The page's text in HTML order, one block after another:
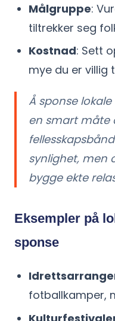
Målgruppe:
tiltrekker seg
Kostnad: Sett
mye du er villig
Å sponse
en smart måte
synlighet, men
bygge ekte
Eksempler på
sponse
fotballkamper,